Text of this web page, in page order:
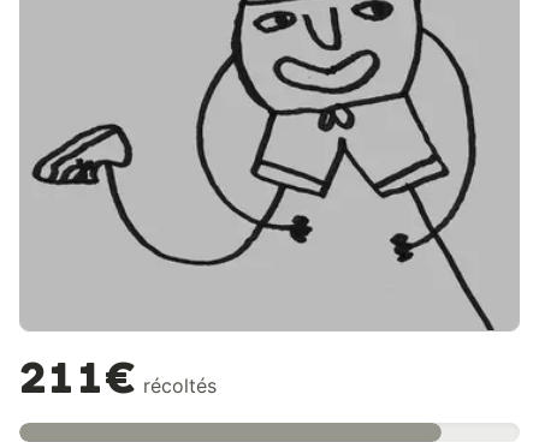
211€ récoltés